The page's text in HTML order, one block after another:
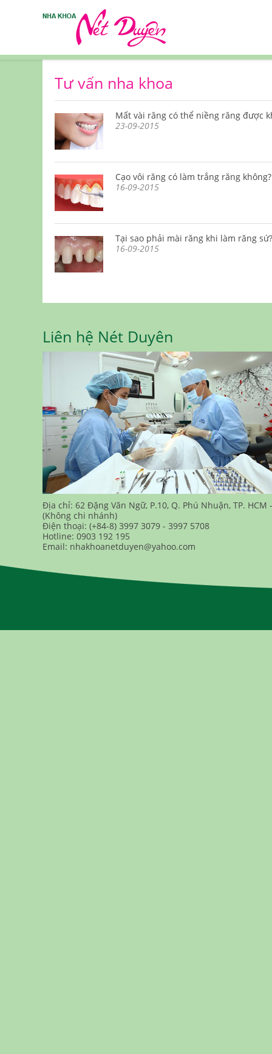
Tư vấn nha khoa
Mất vài răng có thể niềng răng được
23-09-2015
Cạo vôi răng có làm trắng răng không?
16-09-2015
Tại sao phải mài răng khi làm răng sứ?
16-09-2015
Liên hệ Nét Duyên
Địa chỉ: 62 Đặng Văn Ngữ, P.10, Q. Phú Nhuận, TP. HCM -
(Không chi nhánh)
Điện thoại: (+84-8) 3997 3079 - 3997 5708
Hotline: 0903 192 195
Email: nhakhoanetduyen@yahoo.com